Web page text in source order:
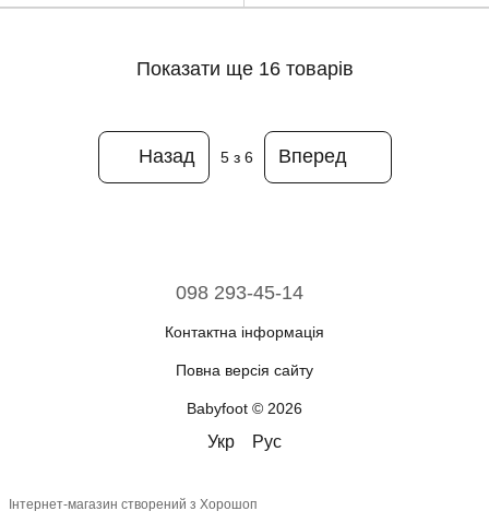
Показати ще 16 товарів
Назад 5з 6 Вперед
098 293-45-14
Контактна інформація
Повна версія сайту
Babyfoot © 2026
Укр Рус
Інтернет-магазин створений з Хорошоп